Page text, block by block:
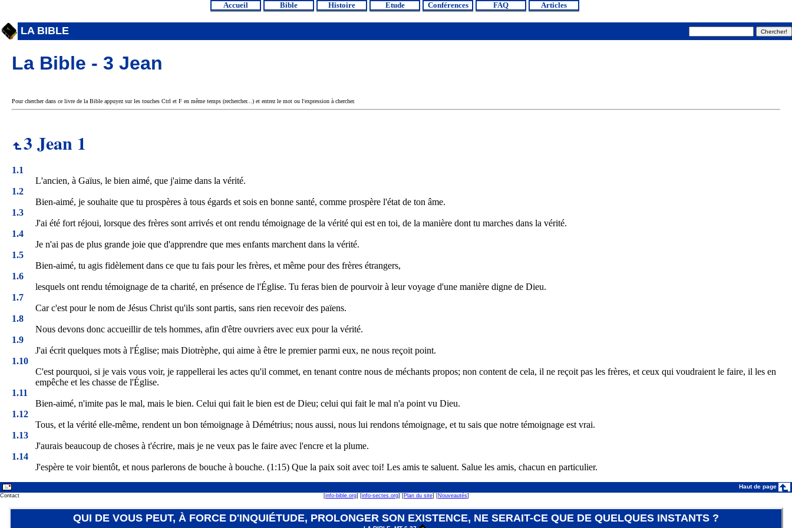
Accueil Bible Histoire Etude Conférences FAQ Articles
LA BIBLE
La Bible - 3 Jean
Pour chercher dans ce livre de la Bible appuyez sur les touches Ctrl et F en même temps (rechercher...) et entrez le mot ou l'expression à chercher.
3 Jean 1
1.1
L'ancien, à Gaïus, le bien aimé, que j'aime dans la vérité.
1.2
Bien-aimé, je souhaite que tu prospères à tous égards et sois en bonne santé, comme prospère l'état de ton âme.
1.3
J'ai été fort réjoui, lorsque des frères sont arrivés et ont rendu témoignage de la vérité qui est en toi, de la manière dont tu marches dans la vérité.
1.4
Je n'ai pas de plus grande joie que d'apprendre que mes enfants marchent dans la vérité.
1.5
Bien-aimé, tu agis fidèlement dans ce que tu fais pour les frères, et même pour des frères étrangers,
1.6
lesquels ont rendu témoignage de ta charité, en présence de l'Église. Tu feras bien de pourvoir à leur voyage d'une manière digne de Dieu.
1.7
Car c'est pour le nom de Jésus Christ qu'ils sont partis, sans rien recevoir des païens.
1.8
Nous devons donc accueillir de tels hommes, afin d'être ouvriers avec eux pour la vérité.
1.9
J'ai écrit quelques mots à l'Église; mais Diotrèphe, qui aime à être le premier parmi eux, ne nous reçoit point.
1.10
C'est pourquoi, si je vais vous voir, je rappellerai les actes qu'il commet, en tenant contre nous de méchants propos; non content de cela, il ne reçoit pas les frères, et ceux qui voudraient le faire, il les en
empêche et les chasse de l'Église.
1.11
Bien-aimé, n'imite pas le mal, mais le bien. Celui qui fait le bien est de Dieu; celui qui fait le mal n'a point vu Dieu.
1.12
Tous, et la vérité elle-même, rendent un bon témoignage à Démétrius; nous aussi, nous lui rendons témoignage, et tu sais que notre témoignage est vrai.
1.13
J'aurais beaucoup de choses à t'écrire, mais je ne veux pas le faire avec l'encre et la plume.
1.14
J'espère te voir bientôt, et nous parlerons de bouche à bouche. (1:15) Que la paix soit avec toi! Les amis te saluent. Salue les amis, chacun en particulier.
Haut de page
Contact [info-bible.org] [info-sectes.org] [Plan du site] [Nouveautés]
QUI DE VOUS PEUT, À FORCE D'INQUIÉTUDE, PROLONGER SON EXISTENCE, NE SERAIT-CE QUE DE QUELQUES INSTANTS ?